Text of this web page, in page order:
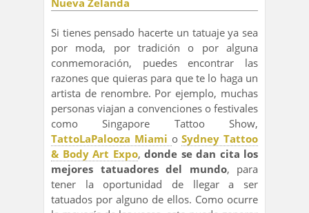
Si tienes pensado hacerte un tatuaje ya sea
por moda, por tradición o por alguna
conmemoración, puedes encontrar las
razones que quieras para que te lo haga un
artista de renombre. Por ejemplo, muchas
personas viajan a convenciones o festivales
como Singapore Tattoo Show,
TattoLaPalooza Miami oSydney Tattoo
& Body Art Expo, donde se dan cita los
mejores tatuadores del mundo, para
tener la oportunidad de llegar a ser
tatuados por alguno de ellos. Como ocurre